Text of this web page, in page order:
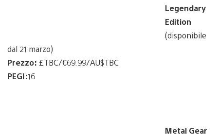
Legendary
Edition
(disponibile
dal 21 marzo)
Prezzo: £TBC/€69.99/AU$TBC
PEGI:16
Metal Gear